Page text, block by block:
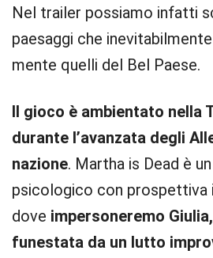
Nel trailer possiamo infatti
paesaggi che
mente quelli del Bel Paese.
Il gioco è ambientato nella
durante l’avanzata degli
nazione. Martha is Dead è
psicologico con prospettiva
dove impersoneremo
funestata da un lutto